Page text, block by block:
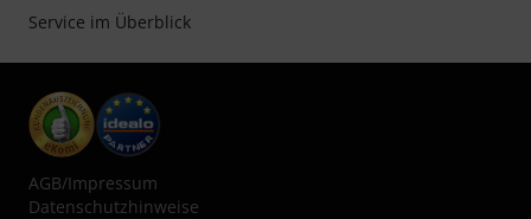
Service im Überblick
AGB/Impressum
Datenschutzhinweise